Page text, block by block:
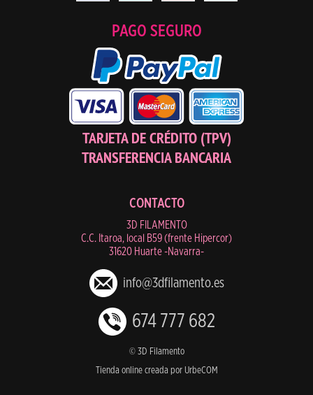
PAGO SEGURO
TARJETA DE CRÉDITO (TPV)
TRANSFERENCIA BANCARIA
CONTACTO
3D FILAMENTO
C.C. Itaroa, local B59 (frente Hipercor)
31620 Huarte -Navarra-
info@3dfilamento.es
674 777 682
© 3D Filamento
Tienda online creada por UrbeCOM